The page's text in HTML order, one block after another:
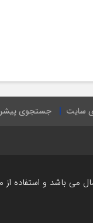
سایت جستجوی
باشد و استفاده از